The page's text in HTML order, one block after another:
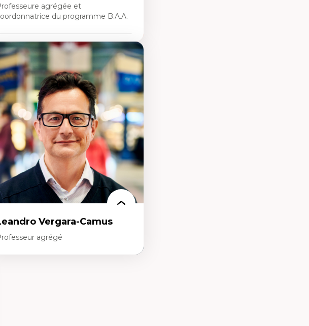
agrégée et
du programme B.A.A.
Conciliation travail-vie personnelle
Gestion des ressources humaines
(attraction et fidélisation de la main-
d’œuvre)
Responsabilité sociale des organisations
Interventions organisationnelles
Comportement organisationnel
(mobilisation au travail)
Recherche qualitative
Éthique des affaires
Vergara-Camus
agrégé